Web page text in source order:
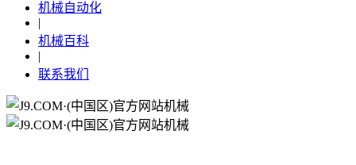
机械自动化
|
机械百科
|
联系我们